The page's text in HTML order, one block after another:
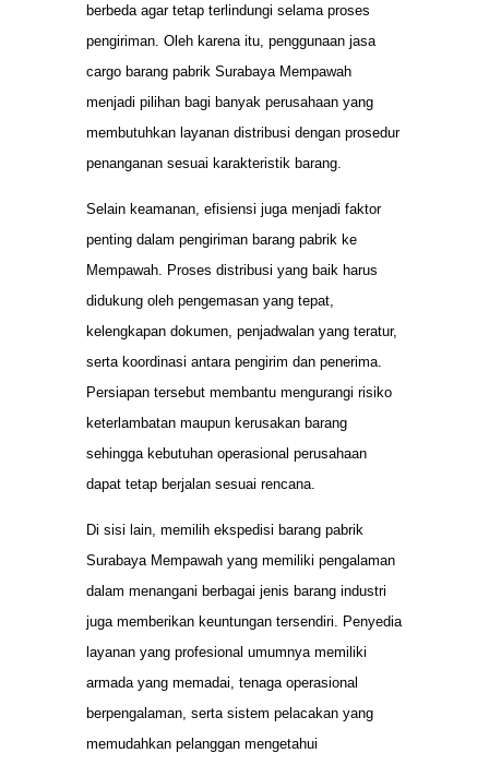
berbeda agar tetap terlindungi selama proses
pengiriman. Oleh karena itu, penggunaan jasa
cargo barang pabrik Surabaya Mempawah
menjadi pilihan bagi banyak perusahaan yang
membutuhkan layanan distribusi dengan prosedur
penanganan sesuai karakteristik barang.
Selain keamanan, efisiensi juga menjadi faktor
penting dalam pengiriman barang pabrik ke
Mempawah. Proses distribusi yang baik harus
didukung oleh pengemasan yang tepat,
kelengkapan dokumen, penjadwalan yang teratur,
serta koordinasi antara pengirim dan penerima.
Persiapan tersebut membantu mengurangi risiko
keterlambatan maupun kerusakan barang
sehingga kebutuhan operasional perusahaan
dapat tetap berjalan sesuai rencana.
Di sisi lain, memilih ekspedisi barang pabrik
Surabaya Mempawah yang memiliki pengalaman
dalam menangani berbagai jenis barang industri
juga memberikan keuntungan tersendiri. Penyedia
layanan yang profesional umumnya memiliki
armada yang memadai, tenaga operasional
berpengalaman, serta sistem pelacakan yang
memudahkan pelanggan mengetahui